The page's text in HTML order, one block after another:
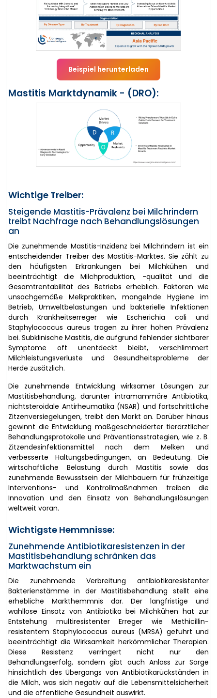
Beispiel herunterladen
Mastitis Marktdynamik - (DRO):
Wichtige Treiber:
Steigende Mastitis-Prävalenz bei Milchrindern
treibt Nachfrage nach Behandlungslösungen
an
Die zunehmende Mastitis-Inzidenz bei Milchrindern ist ein
entscheidender Treiber des Mastitis-Marktes. Sie zählt zu
den häufigsten Erkrankungen bei Milchkühen und
beeinträchtigt die Milchproduktion, -qualität und die
Gesamtrentabilität des Betriebs erheblich. Faktoren wie
unsachgemäße Melkpraktiken, mangelnde Hygiene im
Betrieb, Umweltbelastungen und bakterielle Infektionen
durch Krankheitserreger wie Escherichia coli und
Staphylococcus aureus tragen zu ihrer hohen Prävalenz
bei. Subklinische Mastitis, die aufgrund fehlender sichtbarer
Symptome oft unentdeckt bleibt, verschlimmert
Milchleistungsverluste und Gesundheitsprobleme der
Herde zusätzlich.
Die zunehmende Entwicklung wirksamer Lösungen zur
Mastitisbehandlung, darunter intramammäre Antibiotika,
nichtsteroidale Antirheumatika (NSAR) und fortschrittliche
Zitzenversiegelungen, treibt den Markt an. Darüber hinaus
gewinnt die Entwicklung maßgeschneiderter tierärztlicher
Behandlungsprotokolle und Präventionsstrategien, wie z. B.
Zitzendesinfektionsmittel nach dem Melken und
verbesserte Haltungsbedingungen, an Bedeutung. Die
wirtschaftliche Belastung durch Mastitis sowie das
zunehmende Bewusstsein der Milchbauern für frühzeitige
Interventions- und Kontrollmaßnahmen treiben die
Innovation und den Einsatz von Behandlungslösungen
weltweit voran.
Wichtigste Hemmnisse:
Zunehmende Antibiotikaresistenzen in der
Mastitisbehandlung schränken das
Marktwachstum ein
Die zunehmende Verbreitung antibiotikaresistenter
Bakterienstämme in der Mastitisbehandlung stellt eine
erhebliche Markthemmnis dar. Der langfristige und
wahllose Einsatz von Antibiotika bei Milchkühen hat zur
Entstehung multiresistenter Erreger wie Methicillin-
resistentem Staphylococcus aureus (MRSA) geführt und
beeinträchtigt die Wirksamkeit herkömmlicher Therapien.
Diese Resistenz verringert nicht nur den
Behandlungserfolg, sondern gibt auch Anlass zur Sorge
hinsichtlich des Übergangs von Antibiotikarückständen in
die Milch, was sich negativ auf die Lebensmittelsicherheit
und die öffentliche Gesundheit auswirkt.